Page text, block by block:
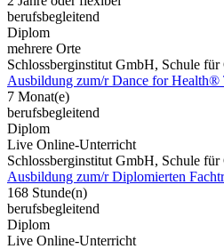
berufsbegleitend
Diplom
mehrere Orte
Schlossberginstitut GmbH, Schule für
Ausbildung zum/r Dance for
7 Monat(e)
berufsbegleitend
Diplom
Live Online-Unterricht
Schlossberginstitut GmbH, Schule für
Ausbildung zum/r Diplomierten
168 Stunde(n)
berufsbegleitend
Diplom
Live Online-Unterricht